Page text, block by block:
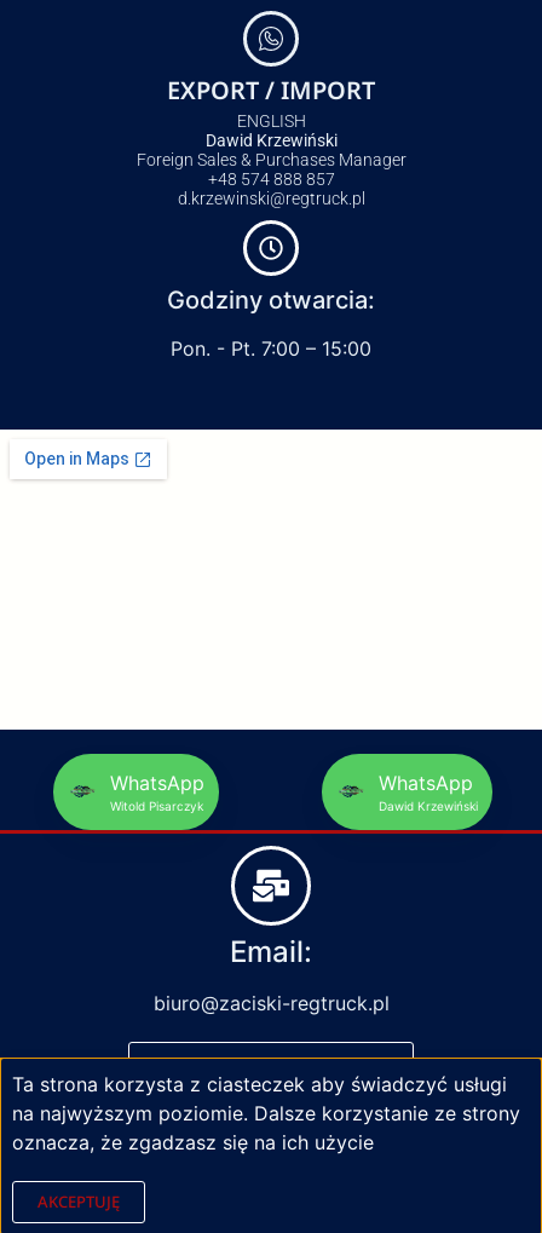
EXPORT / IMPORT
ENGLISH
Dawid Krzewiński
Foreign Sales & Purchases Manager
+48 574 888 857
d.krzewinski@regtruck.pl
Godziny otwarcia:
Pon. - Pt. 7:00 – 15:00
WhatsApp
Witold Pisarczyk
WhatsApp
Dawid Krzewiński
Email:
biuro@zaciski-regtruck.pl
NAPISZ DO NAS
Ta strona korzysta z ciasteczek aby świadczyć usługi
na najwyższym poziomie. Dalsze korzystanie ze strony
oznacza, że zgadzasz się na ich użycie
AKCEPTUJĘ